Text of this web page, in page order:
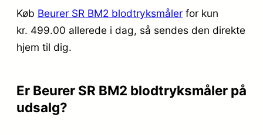
Køb Beurer SR BM2 blodtryksmåler for kun
kr. 499.00 allerede i dag, så sendes den direkte
hjem til dig.
Er Beurer SR BM2 blodtryksmåler på
udsalg?